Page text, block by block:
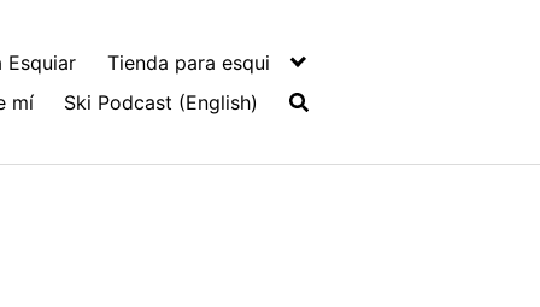
Esquiar
Tienda para esqui
mí
Ski Podcast (English)